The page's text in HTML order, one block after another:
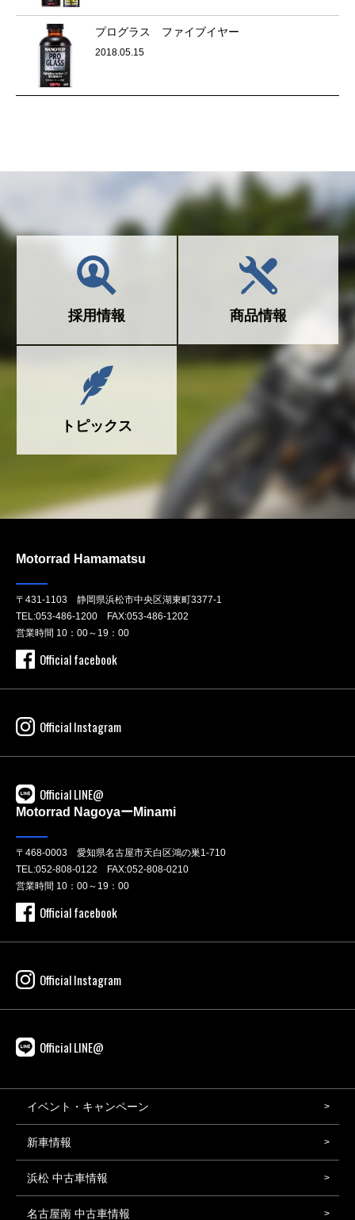
プログラス ファイブイヤー
2018.05.15
採用情報 商品情報
トピックス
Motorrad Hamamatsu
〒431-1103 静岡県浜松市中央区湖東町3377-1
TEL:053-486-1200 FAX:053-486-1202
営業時間 10：00～19：00
Official facebook
Official Instagram
Official LINE@
Motorrad NagoyaーMinami
〒468-0003 愛知県名古屋市天白区鴻の巣1-710
TEL:052-808-0122 FAX:052-808-0210
営業時間 10：00～19：00
Official facebook
Official Instagram
Official LINE@
イベント・キャンペーン
新車情報
浜松 中古車情報
名古屋南 中古車情報